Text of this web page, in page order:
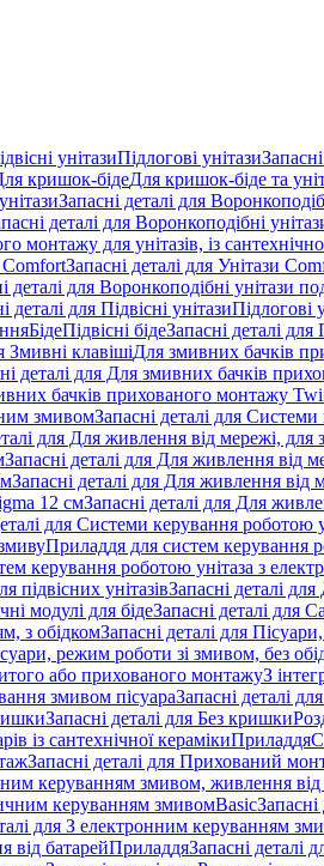
унітазиПідлогові унітази
кришок-бідеДля кришок-біде та
Запасні деталі для
деталі для Воронкоподібні
монтажу для унітазів, із
ComfortЗапасні деталі для Унітази
деталі для Воронкоподібні унітази
деталі для Підвісні унітазиПідлогові
БідеПідвісні бідеЗапасні деталі для
Змивні клавішіДля змивних бачків
деталі для Для змивних бачків
бачків прихованого монтажу
змивомЗапасні деталі для
для Для живлення від мережі, для
Запасні деталі для Для живлення від
Запасні деталі для Для живлення від
12 смЗапасні деталі для Для
для Системи керування роботою
Приладдя для систем керування
керування роботою унітаза з
підвісних унітазівЗапасні деталі для
модулі для бідеЗапасні деталі для
з обідкомЗапасні деталі для
режим роботи зі змивом, без
або прихованого монтажуЗ
змивом пісуараЗапасні деталі
Запасні деталі для Без кришки
із сантехнічної керамікиПриладдя
Запасні деталі для Прихований
керуванням змивом, живлення від
керуванням змивомBasicЗапасні
для З електронним керуванням
від батарейПриладдяЗапасні деталі